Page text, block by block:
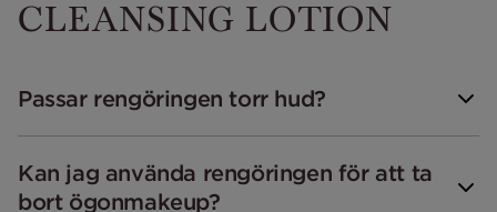
CLEANSING LOTION
Passar rengöringen torr hud?
Kan jag använda rengöringen för att ta
bort ögonmakeup?